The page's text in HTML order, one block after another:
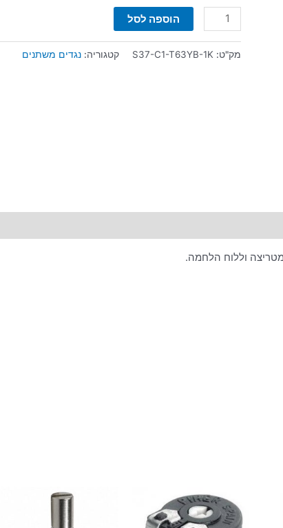
הוספה לסל
מק"ט: S37-C1-T63YB-1K קטגוריה: נגדים משתנים